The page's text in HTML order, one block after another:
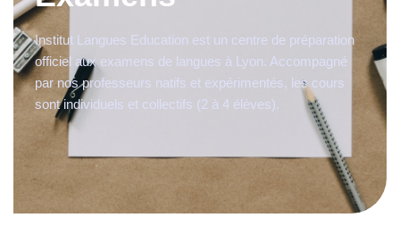
Institut Langues Education est un centre de préparation
officiel aux examens de langues à Lyon. Accompagné
par nos professeurs natifs et expérimentés, les cours
sont individuels et collectifs (2 à 4 élèves).